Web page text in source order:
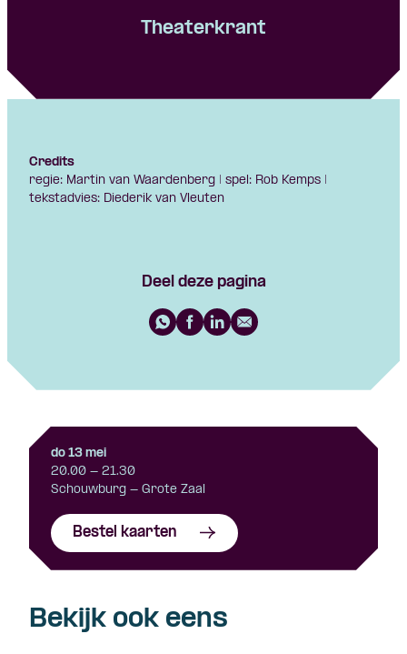
Theaterkrant
Credits
regie: Martin van Waardenberg | spel: Rob Kemps |
tekstadvies: Diederik van Vleuten
Deel deze pagina
do 13 mei
20.00 - 21.30
Schouwburg - Grote Zaal
Bestel kaarten
Bekijk ook eens